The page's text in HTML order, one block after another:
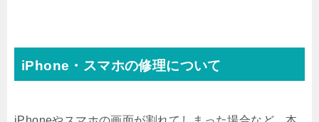
iPhone・スマホの修理について